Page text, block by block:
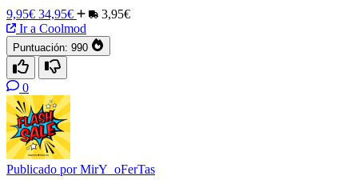
9,95€ 34,95€
3,95€
Ir a Coolmod
Puntuación: 990
0
Publicado porMirY_oFerTas